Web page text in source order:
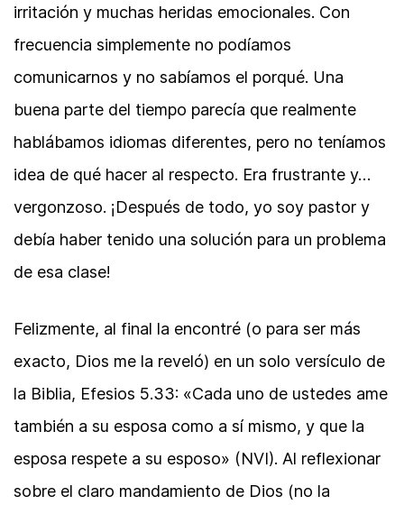
irritación y muchas heridas emocionales. Con
frecuencia simplemente no podíamos
comunicarnos y no sabíamos el porqué. Una
buena parte del tiempo parecía que realmente
hablábamos idiomas diferentes, pero no teníamos
idea de qué hacer al respecto. Era frustrante y…
vergonzoso. ¡Después de todo, yo soy pastor y
debía haber tenido una solución para un problema
de esa clase!
Felizmente, al final la encontré (o para ser más
exacto, Dios me la reveló) en un solo versículo de
la Biblia, Efesios 5.33: «Cada uno de ustedes ame
también a su esposa como a sí mismo, y que la
esposa respete a su esposo» (NVI). Al reflexionar
sobre el claro mandamiento de Dios (no la